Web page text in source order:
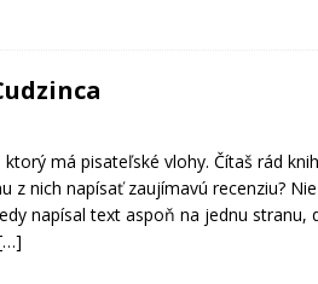
má pisateľské vlohy. Čítaš rád
z nich napísať zaujímavú recenziu?
napísal text aspoň na jednu stranu,